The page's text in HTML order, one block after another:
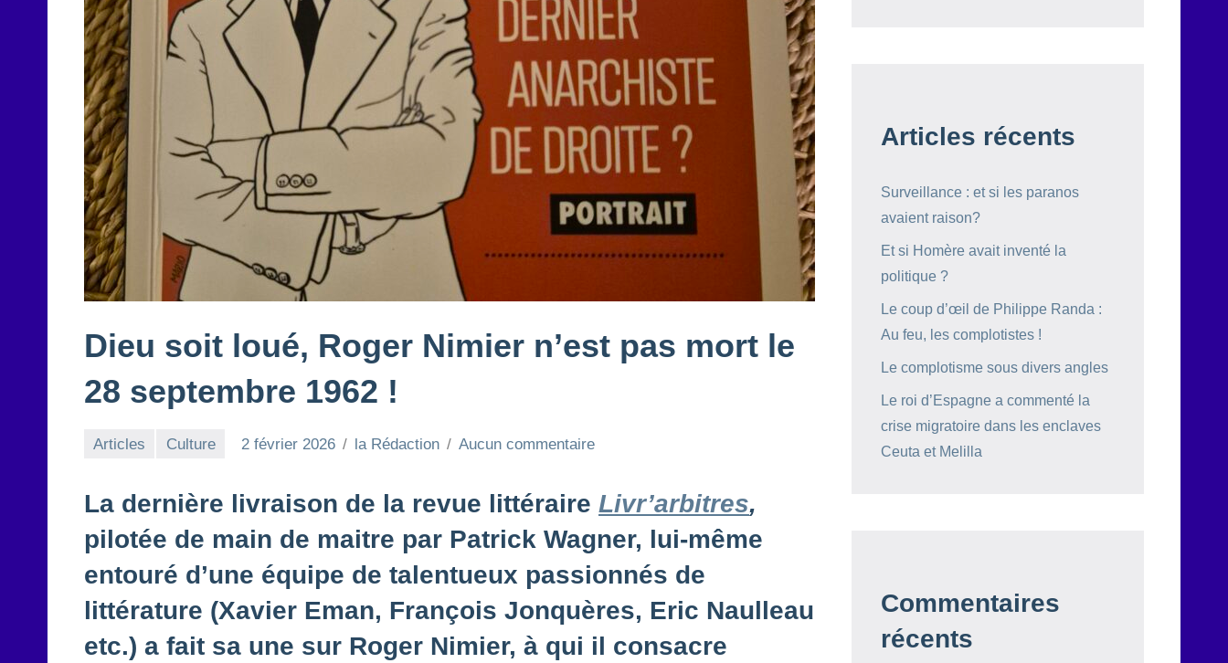
Dieu soit loué, Roger Nimier n’est pas mort le
28 septembre 1962 !
Articles Culture 2 février 2026 la Rédaction Aucun commentaire
La dernière livraison de la revue littéraire Livr’arbitres,
pilotée de main de maitre par Patrick Wagner, lui-même
entouré d’une équipe de talentueux passionnés de
littérature (Xavier Eman, François Jonquères, Eric Naulleau
etc.) a fait sa une sur Roger Nimier, à qui il consacre
Articles récents
Surveillance : et si les paranos
avaient raison?
Et si Homère avait inventé la
politique ?
Le coup d’œil de Philippe Randa :
Au feu, les complotistes !
Le complotisme sous divers angles
Le roi d’Espagne a commenté la
crise migratoire dans les enclaves
Ceuta et Melilla
Commentaires
récents